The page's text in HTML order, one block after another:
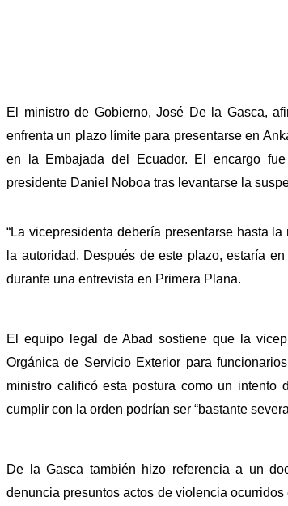
El ministro de Gobierno, José De la Gasca,
enfrenta un plazo límite para presentarse en
en la Embajada del Ecuador. El encargo
presidente Daniel Noboa tras levantarse la
“La vicepresidenta debería presentarse hasta
la autoridad. Después de este plazo, estaría
durante una entrevista en Primera Plana.
El equipo legal de Abad sostiene que la
Orgánica de Servicio Exterior para
ministro calificó esta postura como un intento
cumplir con la orden podrían ser “bastante
De la Gasca también hizo referencia a un
denuncia presuntos actos de violencia